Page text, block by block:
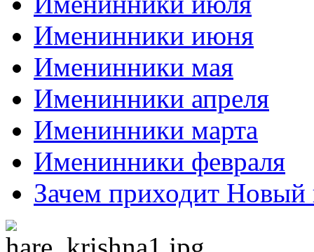
Именинники июня
Именинники мая
Именинники апреля
Именинники марта
Именинники февраля
Зачем приходит Новый